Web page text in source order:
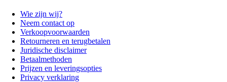
Wie zijn wij?
Neem contact op
Verkoopvoorwaarden
Retourneren en terugbetalen
Juridische disclaimer
Betaalmethoden
Prijzen en leveringsopties
Privacy verklaring